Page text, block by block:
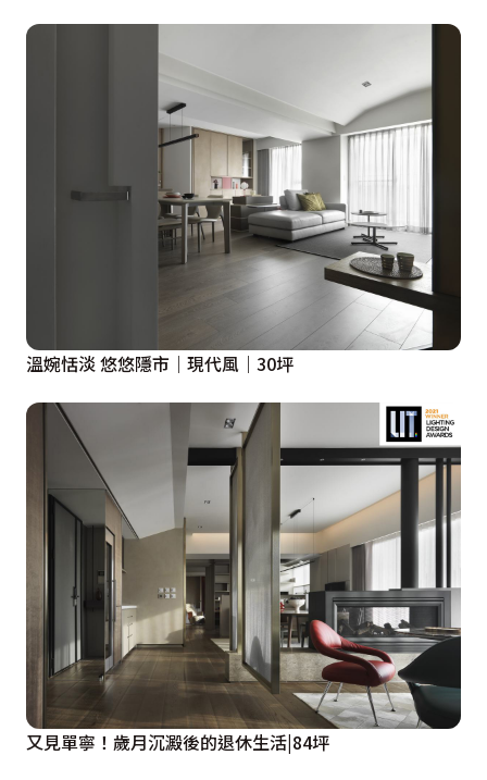
溫婉恬淡 悠悠隱市｜現代風｜30坪
又見單寧！歲月沉澱後的退休生活|84坪